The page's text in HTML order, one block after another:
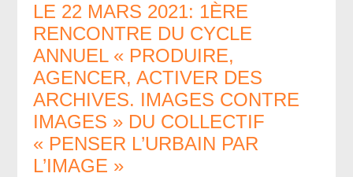
LE 22 MARS 2021: 1ÈRE
RENCONTRE DU CYCLE
ANNUEL « PRODUIRE,
AGENCER, ACTIVER DES
ARCHIVES. IMAGES CONTRE
IMAGES » DU COLLECTIF
« PENSER L’URBAIN PAR
L’IMAGE »